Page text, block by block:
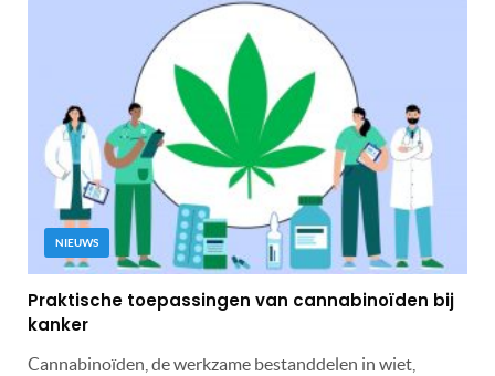
NIEUWS
Praktische toepassingen van cannabinoïden bij
kanker
Cannabinoïden, de werkzame bestanddelen in wiet,